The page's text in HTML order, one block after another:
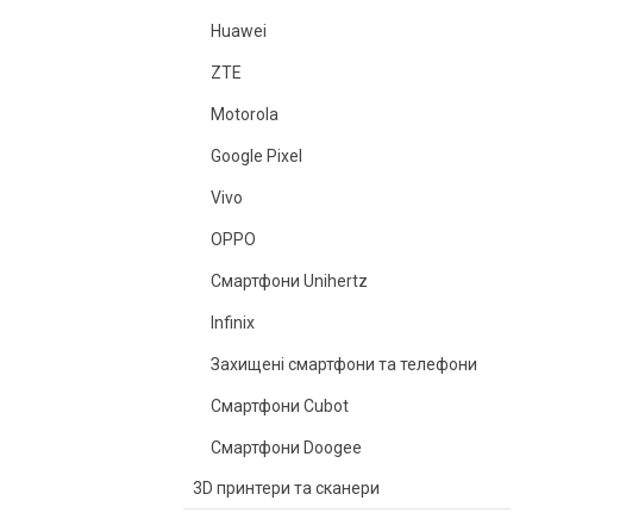
Huawei
ZTE
Motorola
Google Pixel
Vivo
OPPO
Смартфони Unihertz
Infinix
Захищені смартфони та телефони
Смартфони Cubot
Смартфони Doogee
3D принтери та сканери